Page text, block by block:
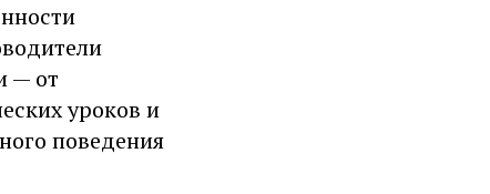
— от
уроков и
поведения